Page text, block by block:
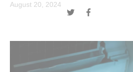
August 20, 2024